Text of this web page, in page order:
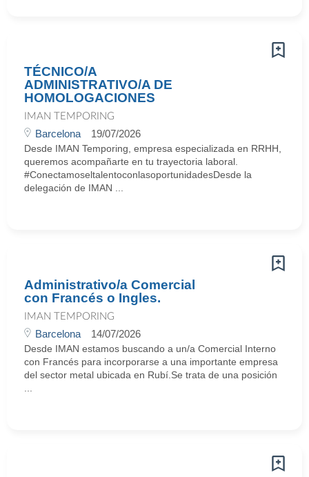
TÉCNICO/A
ADMINISTRATIVO/A DE
HOMOLOGACIONES
IMAN TEMPORING
Barcelona 19/07/2026
Desde IMAN Temporing, empresa especializada en RRHH,
queremos acompañarte en tu trayectoria laboral.
#ConectamoseltalentoconlasoportunidadesDesde la
delegación de IMAN ...
Administrativo/a Comercial
con Francés o Ingles.
IMAN TEMPORING
Barcelona 14/07/2026
Desde IMAN estamos buscando a un/a Comercial Interno
con Francés para incorporarse a una importante empresa
del sector metal ubicada en Rubí.Se trata de una posición